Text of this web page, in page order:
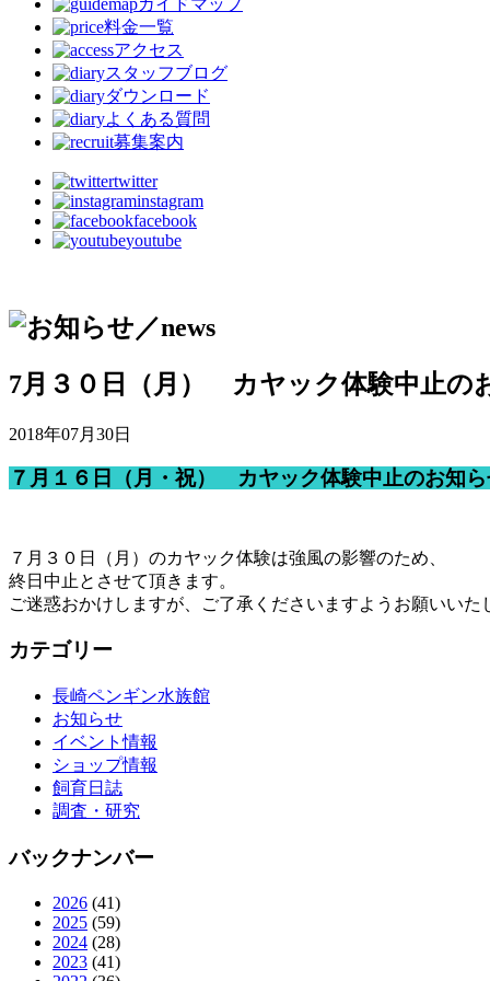
ガイドマップ
料金一覧
アクセス
スタッフブログ
ダウンロード
よくある質問
募集案内
twitter
instagram
facebook
youtube
7月３０日（月） カヤック体験中止の
2018年07月30日
７月１６日（月・祝） カヤック体験中止のお知
７月３０日（月）のカヤック体験は強風の影響のため、
終日中止とさせて頂きます。
ご迷惑おかけしますが、ご了承くださいますようお願いいた
カテゴリー
長崎ペンギン水族館
お知らせ
イベント情報
ショップ情報
飼育日誌
調査・研究
バックナンバー
2026 (41)
2025 (59)
2024 (28)
2023 (41)